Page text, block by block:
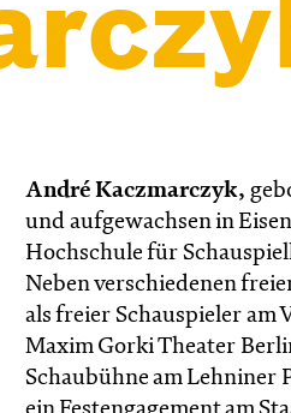
André Kaczmarczyk,
und aufgewachsen in
Hochschule für
Neben verschiedenen
als freier Schauspieler am
Maxim Gorki Theater
Schaubühne am Lehniner